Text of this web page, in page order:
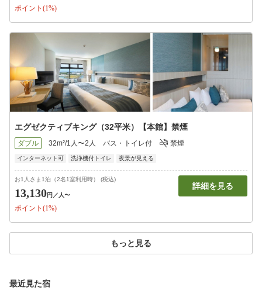
ポイント(1%)
エグゼクティブキング（32平米）【本館】禁煙
ダブル 32m²/1人〜2人 バス・トイレ付 禁煙
インターネット可 洗浄機付トイレ 夜景が見える
お1人さま1泊（2名1室利用時） (税込)
13,130円 ／人〜
ポイント(1%)
詳細を見る
もっと見る
最近見た宿